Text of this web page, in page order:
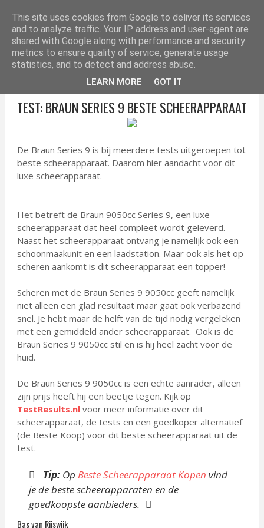
ELEKTRONICA TIPS
TEST: BRAUN SERIES 9 BESTE SCHEERAPPARAAT
De Braun Series 9 is bij meerdere tests uitgeroepen tot
beste scheerapparaat. Daarom hier aandacht voor dit
luxe scheerapparaat.
Het betreft de Braun 9050cc Series 9, een luxe
scheerapparaat dat heel compleet wordt geleverd.
Naast het scheerapparaat ontvang je namelijk ook een
schoonmaakunit en een laadstation. Maar ook als het op
scheren aankomt is dit scheerapparaat een topper!
Scheren met de Braun Series 9 9050cc geeft namelijk
niet alleen een glad resultaat maar gaat ook verbazend
snel. Je hebt maar de helft van de tijd nodig vergeleken
met een gemiddeld ander scheerapparaat. Ook is de
Braun Series 9 9050cc stil en is hij heel zacht voor de
huid.
De Braun Series 9 9050cc is een echte aanrader, alleen
zijn prijs heeft hij een beetje tegen. Kijk op
TestResults.nlvoor meer informatie over dit
scheerapparaat, de tests en een goedkoper alternatief
(de Beste Koop) voor dit beste scheerapparaat uit de
test.
Tip: Op Beste Scheerapparaat Kopen vind
je de beste scheerapparaten en de
goedkoopste aanbieders.
Bas van Rijswijk
This site uses cookies from Google to deliver its services
and to analyze traffic. Your IP address and user-agent are
shared with Google along with performance and security
metrics to ensure quality of service, generate usage
statistics, and to detect and address abuse.
LEARN MORE GOT IT